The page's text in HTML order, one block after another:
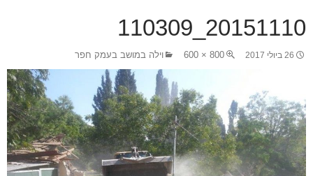
20151110_110309
26 ביולי 2017 800 × 600 וילה במושב בעמק חפר